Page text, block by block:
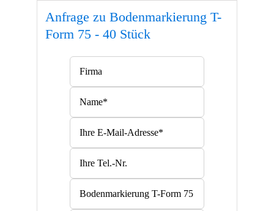
Anfrage zu Bodenmarkierung T-
Form 75 - 40 Stück